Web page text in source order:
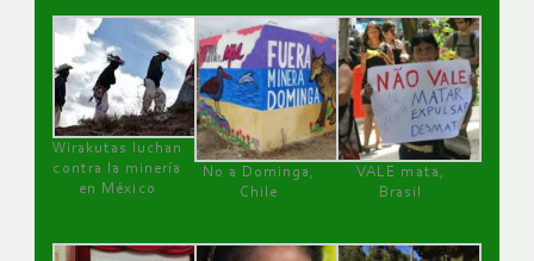
Wirakutas luchan
contra la minería
en México
No a Dominga,
Chile
VALE mata,
Brasil